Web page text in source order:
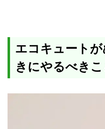
エコキュート
きにやるべきこ